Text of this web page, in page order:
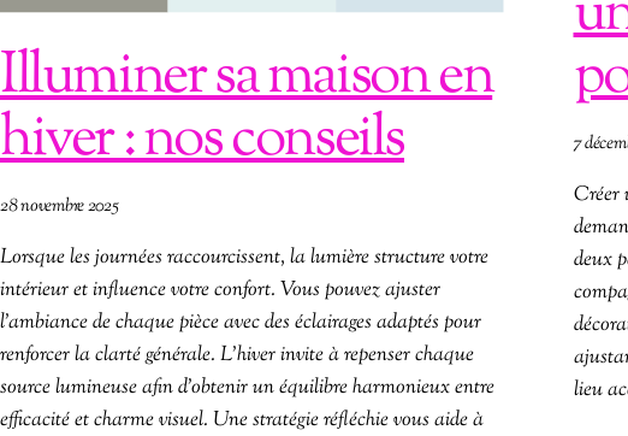
7
Créer
deux
lieu
Illuminer sa maison en
hiver : nos conseils
28 novembre 2025
Lorsque les journées raccourcissent, la lumière structure votre
intérieur et influence votre confort. Vous pouvez ajuster
l’ambiance de chaque pièce avec des éclairages adaptés pour
renforcer la clarté générale. L’hiver invite à repenser chaque
source lumineuse afin d’obtenir un équilibre harmonieux entre
efficacité et charme visuel. Une stratégie réfléchie vous aide à